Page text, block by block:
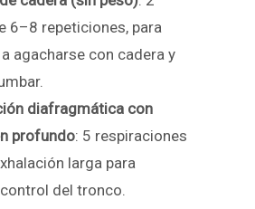
6–8 repeticiones, para
agacharse con cadera y
diafragmática con
profundo: 5 respiraciones
larga para
del tronco.